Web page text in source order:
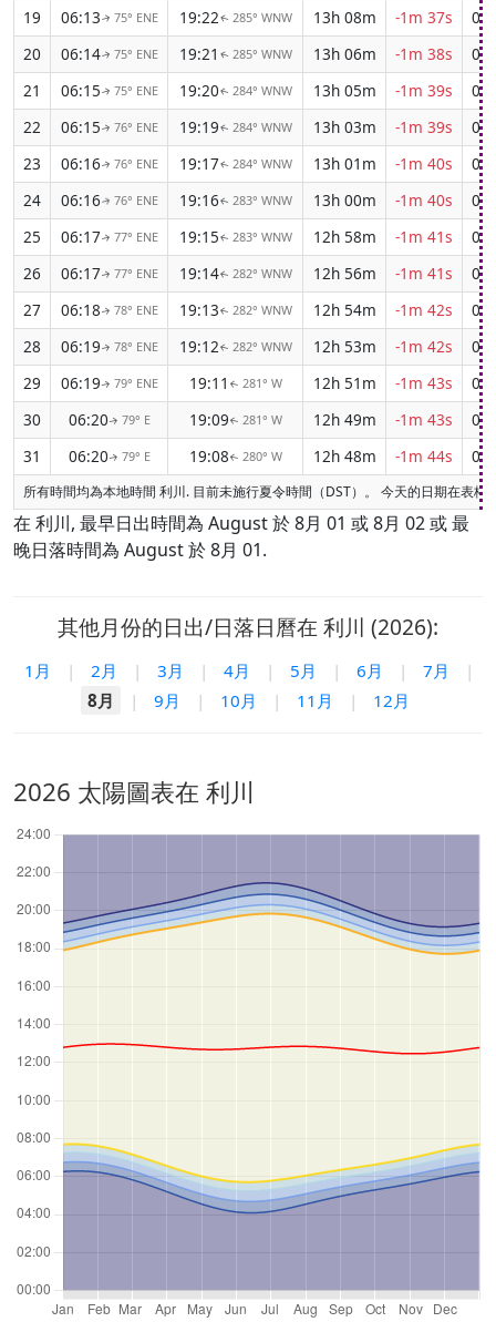
19
06:13↑ 75° ENE 19:22↑ 285° WNW 13h 08m -1m 37s
20
06:14↑ 75° ENE 19:21 ↑ 285° WNW 13h 06m -1m 38s
21
06:15↑ 75° ENE 19:20↑ 284° WNW 13h 05m -1m 39s
22
06:15↑ 76° ENE 19:19↑ 284° WNW 13h 03m -1m 39s
23
06:16↑ 76° ENE 19:17↑ 284° WNW 13h 01m -1m 40s
24
06:16↑ 76° ENE 19:16↑ 283° WNW 13h 00m -1m 40s
25
06:17↑ 77° ENE 19:15↑ 283° WNW 12h 58m -1m 41s
26
06:17↑ 77° ENE 19:14↑ 282° WNW 12h 56m -1m 41s
27
06:18↑ 78° ENE 19:13↑ 282° WNW 12h 54m -1m 42s
28
06:19↑ 78° ENE 19:12↑ 282° WNW 12h 53m -1m 42s
29
06:19↑ 79° ENE 19:11 ↑ 281° W 12h 51m -1m 43s
30
06:20↑ 79° E 19:09↑ 281° W 12h 49m -1m 43s
31
06:20↑ 79° E 19:08↑ 280° W 12h 48m -1m 44s
所有時間均為本地時間 利川. 目前未施行夏令時間（DST）。 今天的日期在表格
在 利川, 最早日出時間為 August 於 8月 01 或 8月 02 或 最
晚日落時間為 August 於 8月 01.
其他月份的日出/日落日曆在 利川 (2026):
1月 | 2月 | 3月 | 4月 | 5月 | 6月 | 7月
|
8月
| 9月 | 10月 | 11月 | 12月
2026 太陽圖表在 利川